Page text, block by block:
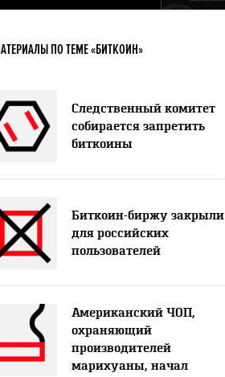
МАТЕРИАЛЫ ПО ТЕМЕ «БИТКОИН»
Следственный комитет
собирается запретить
биткоины
Биткоин-биржу закрыли
для российских
пользователей
Американский ЧОП,
охраняющий
производителей
марихуаны, начал